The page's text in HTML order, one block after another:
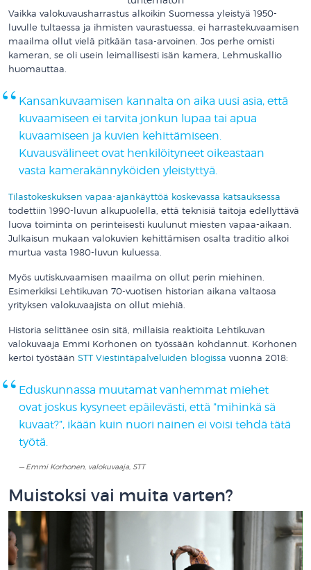
Vaikka valokuvausharrastus alkoikin Suomessa yleistyä 1950-
luvulle tultaessa ja ihmisten vaurastuessa, ei harrastekuvaamisen
maailma ollut vielä pitkään tasa-arvoinen. Jos perhe omisti
kameran, se oli usein leimallisesti isän kamera, Lehmuskallio
huomauttaa.
Kansankuvaamisen kannalta on aika uusi asia, että
kuvaamiseen ei tarvita jonkun lupaa tai apua
kuvaamiseen ja kuvien kehittämiseen.
Kuvausvälineet ovat henkilöityneet oikeastaan
vasta kamerakännyköiden yleistyttyä.
Tilastokeskuksen vapaa-ajankäyttöä koskevassa katsauksessa
todettiin 1990-luvun alkupuolella, että teknisiä taitoja edellyttävä
luova toiminta on perinteisesti kuulunut miesten vapaa-aikaan.
Julkaisun mukaan valokuvien kehittämisen osalta traditio alkoi
murtua vasta 1980-luvun kuluessa.
Myös uutiskuvaamisen maailma on ollut perin miehinen.
Esimerkiksi Lehtikuvan 70-vuotisen historian aikana valtaosa
yrityksen valokuvaajista on ollut miehiä.
Historia selittänee osin sitä, millaisia reaktioita Lehtikuvan
valokuvaaja Emmi Korhonen on työssään kohdannut. Korhonen
kertoi työstään STT Viestintäpalveluiden blogissa vuonna 2018:
Eduskunnassa muutamat vanhemmat miehet
ovat joskus kysyneet epäilevästi, että ”mihinkä sä
kuvaat?”, ikään kuin nuori nainen ei voisi tehdä tätä
työtä.
Emmi Korhonen, valokuvaaja, STT
Muistoksi vai muita varten?